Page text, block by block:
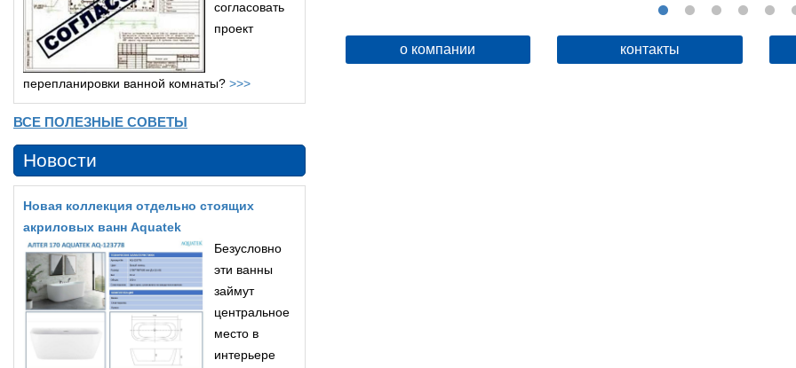
о компании контакты
согласовать
проект
перепланировки ванной комнаты? >>>
ВСЕ ПОЛЕЗНЫЕ СОВЕТЫ
Новости
Новая коллекция отдельно стоящих
акриловых ванн Aquatek
Безусловно
эти ванны
займут
центральное
место в
интерьере